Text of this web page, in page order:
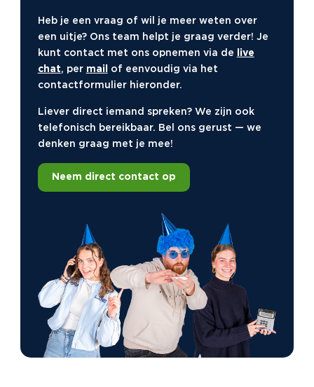
Cluedo – Vertrouw niemand en speel het spel
op scherp
GPS tocht– De stad is het bord, jij bepaalt de
strategie
Waar kun je actieve uitjes
doen?
Onze actieve uitjes zijn overal inzetbaar. In een
een externe locatie zoals een park, landgoed of
horecagelegenheid. We houden rekening met het
weer, het niveau van de groep en de omgeving. En
wil je alles bij elkaar op één plek? Dan zorgen wij voor
een locatie waar je kunt starten, spelen en eventueel
afsluiten met een borrel of diner.
Zelf regelen of alles uit
handen geven?
Heb je een vraag of wil je meer weten over
een uitje? Ons team helpt je graag verder! Je
kunt contact met ons opnemen via de
live
chat, per mail
of eenvoudig via het
contactformulier hieronder.
Liever direct iemand spreken? We zijn ook
telefonisch bereikbaar. Bel ons gerust — we
denken graag met je mee!
Neem direct contact op